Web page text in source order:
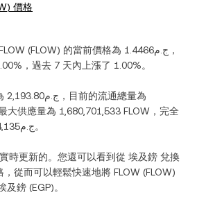
) 價格
(FLOW) 的當前價格為 ج.م1.4466 ，
，過去 7 天內 上漲了 1.00%。
ج.م2,193.80 ，目前的流通總量為
大供應量為 1,680,701,533 FLOW ，完全
ج.م2,431,314,135。
時更新的。您還可以看到從 埃及鎊 兌換
從而可以輕鬆快速地將 FLOW (FLOW)
及鎊 (EGP)。